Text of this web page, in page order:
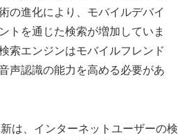
の進化により、モバイルデバイ
トを通じた検索が増加していま
索エンジンはモバイルフレンド
声認識の能力を高める必要があ
は、インターネットユーザーの検